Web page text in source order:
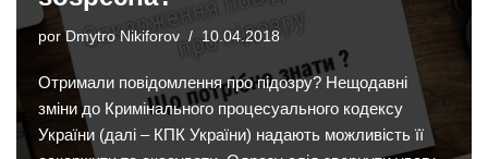
porDmytro Nikiforov 10.04.2018
Отримали повідомлення про підозру? Нещодавні
зміни до Кримінального процесуального кодексу
України (далі – КПК України) надають можливість її